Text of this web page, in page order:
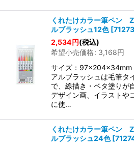
くれたけカラー筆ペン
ルブラッシュ12色 [71273
2,534円(税込)
希望小売価格: 3,168円
サイズ：97×204×34mm
アルブラッシュは毛筆タ
で、線描き・ベタ塗りが
デザイン画、イラストや
に使…
くれたけカラー筆ペン
ルブラッシュ24色 [